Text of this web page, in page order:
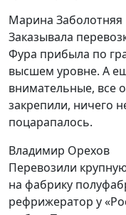
Марина Заболотняя
Заказывала
Фура прибыла по
высшем уровне. А
внимательные, все
закрепили, ничего
поцарапалось.
Владимир Орехов
Перевозили
на фабрику
рефрижератор у